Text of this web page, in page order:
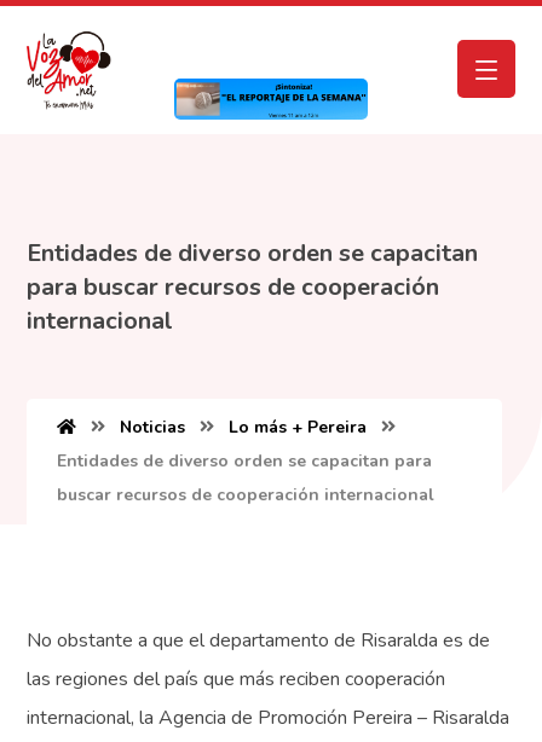
Entidades de diverso orden se capacitan
para buscar recursos de cooperación
internacional
Noticias
Lo más + Pereira
Entidades de diverso orden se capacitan para
buscar recursos de cooperación internacional
No obstante a que el departamento de Risaralda es de
las regiones del país que más reciben cooperación
internacional, la Agencia de Promoción Pereira – Risaralda